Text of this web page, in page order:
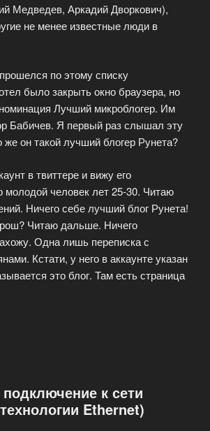
Медведев, Аркадий Дворкович),
не менее известные люди в
по этому списку
было закрыть окно браузера, но
Лучший микроблогер. Им
Бабичев. Я первый раз слышал эту
он такой лучший блогер Рунета?
в твиттере и вижу его
человек лет 25-30. Читаю
Ничего себе лучший блог Рунета!
Читаю дальше. Ничего
Одна лишь переписка с
Кстати, у него в аккаунте указан
это блог. Там есть страница
к сети
Ethernet)